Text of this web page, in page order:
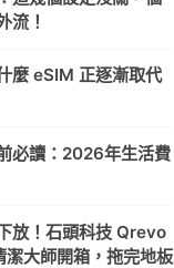
流！
麼 eSIM 正逐漸取代
必讀：2026年生活費
放！石頭科技 Qrevo
大師開箱，拖完地板